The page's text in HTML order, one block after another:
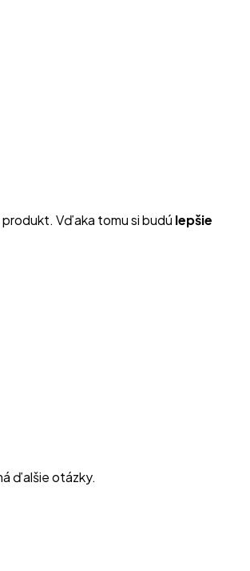
Vďaka tomu si budú lepšie
ďalšie otázky.